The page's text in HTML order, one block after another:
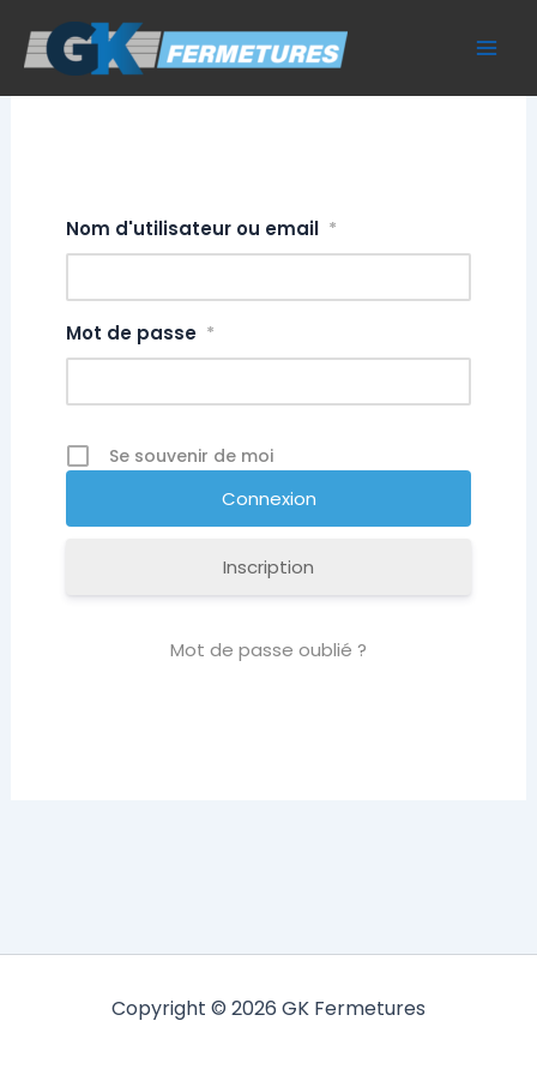
contenu
Nom d'utilisateur ou email *
Mot de passe *
Se souvenir de moi
Inscription
Mot de passe oublié ?
Copyright © 2026 GK Fermetures